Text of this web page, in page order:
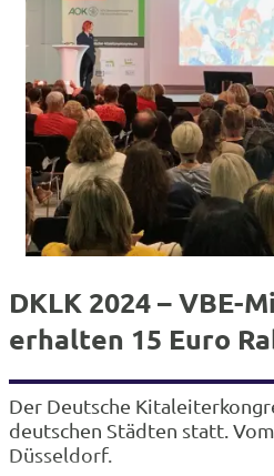
DKLK 2024 – VBE-
erhalten 15 Euro
Der Deutsche
deutschen Städten statt.
Düsseldorf.